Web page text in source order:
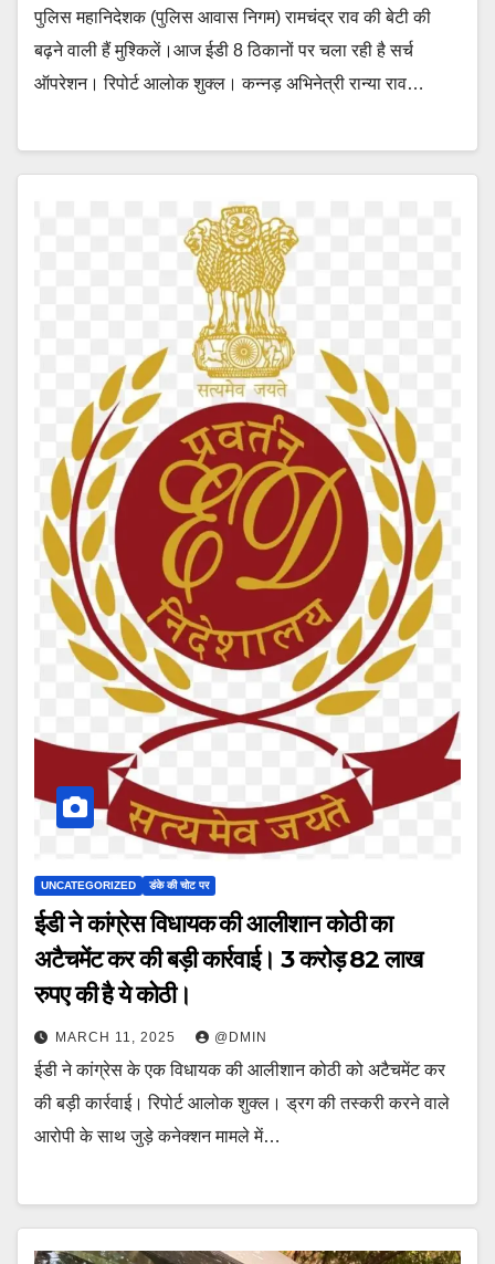
पुलिस महानिदेशक (पुलिस आवास निगम) रामचंद्र राव की बेटी की
बढ़ने वाली हैं मुश्किलें।आज ईडी 8 ठिकानों पर चला रही है सर्च
ऑपरेशन। रिपोर्ट आलोक शुक्ल। कन्नड़ अभिनेत्री रान्या राव…
UNCATEGORIZED डंके की चोट पर
ईडी ने कांग्रेस विधायक की आलीशान कोठी का
अटैचमेंट कर की बड़ी कार्रवाई। 3 करोड़ 82 लाख
रुपए की है ये कोठी।
MARCH 11, 2025 @DMIN
ईडी ने कांग्रेस के एक विधायक की आलीशान कोठी को अटैचमेंट कर
की बड़ी कार्रवाई। रिपोर्ट आलोक शुक्ल। ड्रग की तस्करी करने वाले
आरोपी के साथ जुड़े कनेक्शन मामले में…